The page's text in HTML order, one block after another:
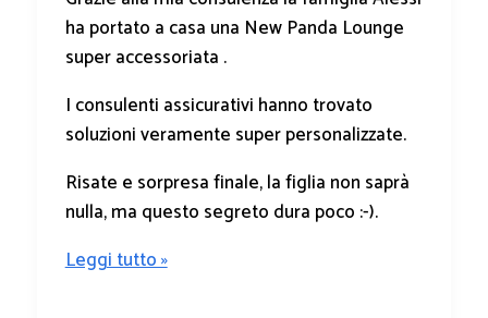
ha portato a casa una New Panda Lounge
super accessoriata .
I consulenti assicurativi hanno trovato
soluzioni veramente super personalizzate.
Risate e sorpresa finale, la figlia non saprà
nulla, ma questo segreto dura poco :-).
Leggi tutto »